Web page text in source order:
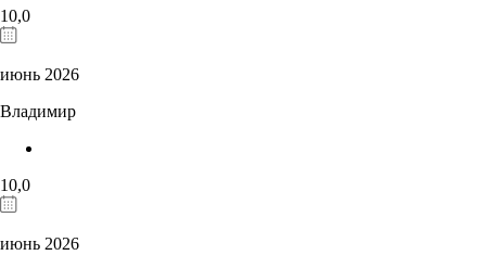
10,0
июнь 2026
Владимир
10,0
июнь 2026